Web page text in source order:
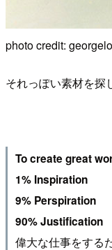
photo credit:
それっぽい素材を探
To create great
1% Inspiration
9% Perspiration
90% Justification
偉大な仕事をする